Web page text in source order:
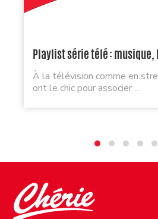
Playlist série télé :
À la télévision comme en
ont le chic pour associer ...